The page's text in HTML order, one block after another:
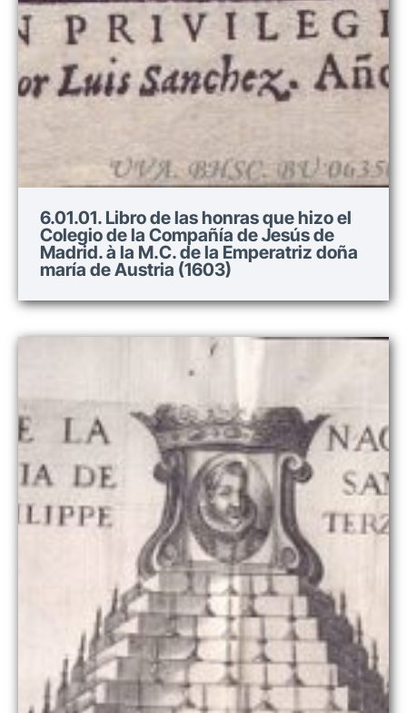
6.01.01. Libro de las honras que hizo el
Colegio de la Compañía de Jesús de
Madrid. à la M.C. de la Emperatriz doña
maría de Austria (1603)